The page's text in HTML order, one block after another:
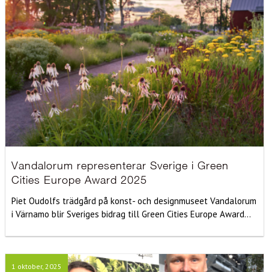
Vandalorum representerar Sverige i Green
Cities Europe Award 2025
Piet Oudolfs trädgård på konst- och designmuseet Vandalorum
i Värnamo blir Sveriges bidrag till Green Cities Europe Award...
1 oktober, 2025